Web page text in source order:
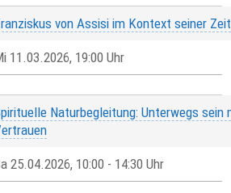
von Assisi im Kontext seiner Zeit
11.03.2026, 19:00 Uhr
Naturbegleitung: Unterwegs
25.04.2026, 10:00 - 14:30 Uhr